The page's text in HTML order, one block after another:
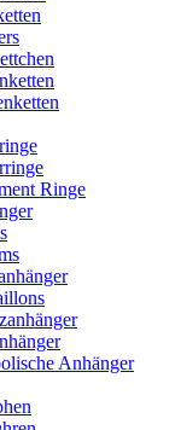
Ringe
Anhänger